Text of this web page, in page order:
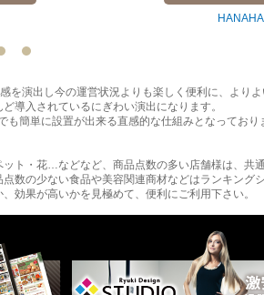
を演出し今の運営状況よりも楽しく便利に、より
導入されているにぎわい演出になります。
簡単に設置が出来る直感的な仕組みとなっており
ト・花…などなど、商品点数の多い店舗様は、共
数の少ない食品や美容関連商材などはランキング
効果が高いかを見極めて、便利にご利用下さい。